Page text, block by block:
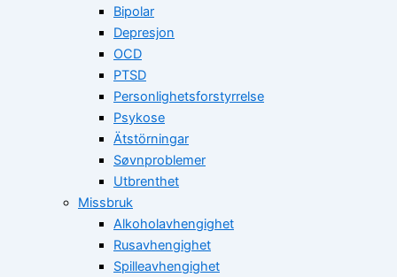
Bipolar
Depresjon
OCD
PTSD
Personlighetsforstyrrelse
Psykose
Ätstörningar
Søvnproblemer
Utbrenthet
Missbruk
Alkoholavhengighet
Rusavhengighet
Spilleavhengighet